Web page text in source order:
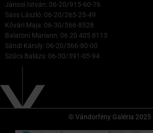
Jánosi István: 06-20/915-60-76
Sass László: 06-20/265-25-49
Kővári Maja: 06-30/366-8528
Balatoni Mariann: 06 20 405 8113
Sándi Károly: 06-20/366-80-00
Szűcs Balázs: 06-30/391-05-94
© Vándorfény Galéria 2025